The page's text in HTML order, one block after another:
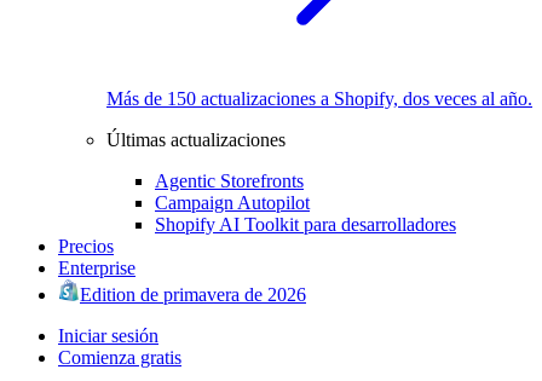
Más de 150 actualizaciones a Shopify, dos veces al año.
Últimas actualizaciones
Agentic Storefronts
Campaign Autopilot
Shopify AI Toolkit para desarrolladores
Precios
Enterprise
Edition de primavera de 2026
Iniciar sesión
Comienza gratis